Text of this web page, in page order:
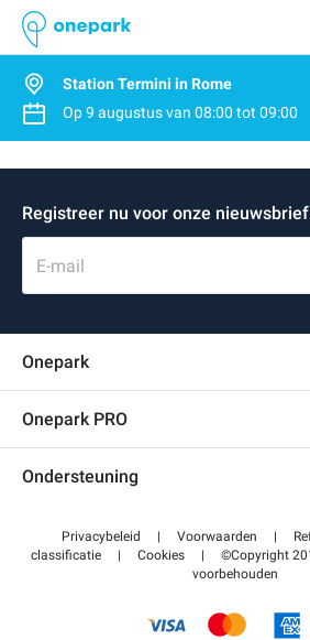
Station Termini in Rome
Op9 augustusvan 08:00 tot 09:00
Registreer nu voor onze
E-mail
Onepark
Onepark PRO
Word partner van Onepark
Ondersteuning
Helpcentrum
Betalen voor parkeren FLOW
Privacybeleid | Voorwaarden |
classificatie
| Cookies |
©Copyright
voorbehouden